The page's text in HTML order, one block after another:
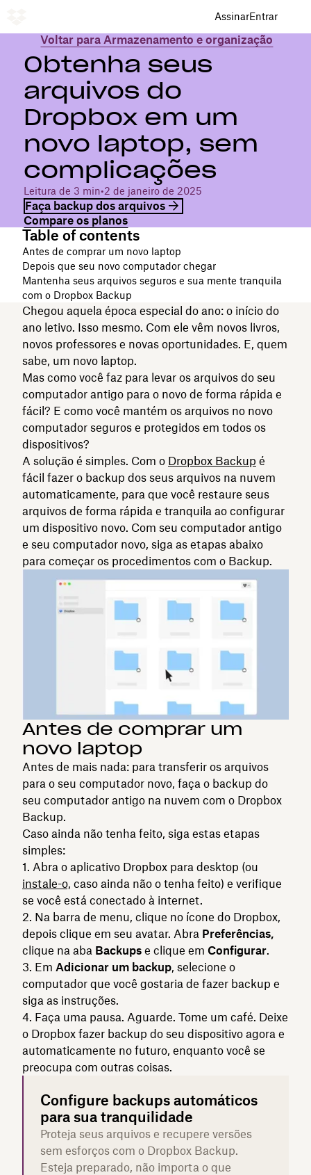
AssinarEntrar
Voltar para Armazenamento e organização
Obtenha seus
arquivos do
Dropbox em um
novo laptop, sem
complicações
Leitura de 3 min•2 de janeiro de 2025
Faça backup dos arquivos
Compare os planos
Table of contents
Antes de comprar um novo laptop
Depois que seu novo computador chegar
Mantenha seus arquivos seguros e sua mente tranquila
com o Dropbox Backup
Chegou aquela época especial do ano: o início do
ano letivo. Isso mesmo. Com ele vêm novos livros,
novos professores e novas oportunidades. E, quem
sabe, um novo laptop.
Mas como você faz para levar os arquivos do seu
computador antigo para o novo de forma rápida e
fácil? E como você mantém os arquivos no novo
computador seguros e protegidos em todos os
dispositivos?
A solução é simples. Com o Dropbox Backup é
fácil fazer o backup dos seus arquivos na nuvem
automaticamente, para que você restaure seus
arquivos de forma rápida e tranquila ao configurar
um dispositivo novo. Com seu computador antigo
e seu computador novo, siga as etapas abaixo
para começar os procedimentos com o Backup.
Antes de comprar um
novo laptop
Antes de mais nada: para transferir os arquivos
para o seu computador novo, faça o backup do
seu computador antigo na nuvem com o Dropbox
Backup.
Caso ainda não tenha feito, siga estas etapas
simples:
Abra o aplicativo Dropbox para desktop (ou
instale-o, caso ainda não o tenha feito) e verifique
se você está conectado à internet.
Na barra de menu, clique no ícone do Dropbox,
depois clique em seu avatar. Abra Preferências,
clique na aba Backups e clique em Configurar.
Em Adicionar um backup, selecione o
computador que você gostaria de fazer backup e
siga as instruções.
Faça uma pausa. Aguarde. Tome um café. Deixe
o Dropbox fazer backup do seu dispositivo agora e
automaticamente no futuro, enquanto você se
preocupa com outras coisas.
Configure backups automáticos
para sua tranquilidade
Proteja seus arquivos e recupere versões
sem esforços com o Dropbox Backup.
Esteja preparado, não importa o que